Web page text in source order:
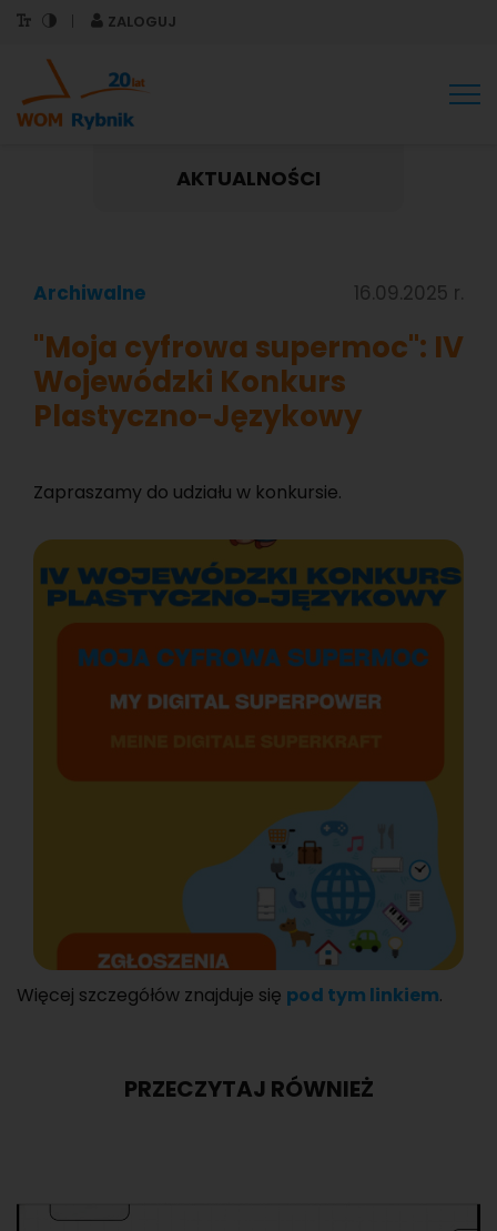
ZALOGUJ
AKTUALNOŚCI
Archiwalne 16.09.2025 r.
"Moja cyfrowa supermoc": IV
Wojewódzki Konkurs
Plastyczno-Językowy
Za­pra­sza­my do udzia­łu w kon­kur­sie.
Wię­cej szcze­gó­łów znaj­du­je się pod tym lin­kiem.
PRZECZYTAJ RÓWNIEŻ